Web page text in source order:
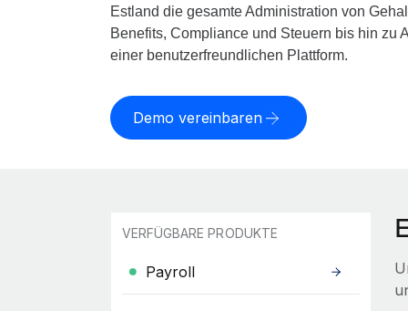
Estland die gesamte Administration von
Benefits, Compliance und Steuern bis hin zu
einer benutzerfreundlichen Plattform.
Demo vereinbaren
VERFÜGBARE PRODUKTE
Payroll